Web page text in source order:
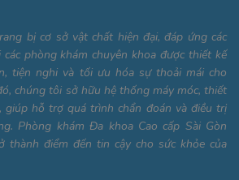
bị cơ sở vật chất hiện đại, đáp ứng các
phòng khám chuyên khoa được thiết kế
tiện nghi và tối ưu hóa sự thoải mái cho
chúng tôi sở hữu hệ thống máy móc, thiết
giúp hỗ trợ quá trình chẩn đoán và điều trị
Phòng khám Đa khoa Cao cấp Sài Gòn
thành điểm đến tin cậy cho sức khỏe của